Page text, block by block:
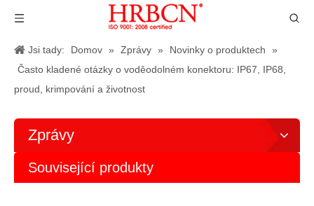
Jsi tady: Domov » Zprávy » Novinky o produktech
»
Často kladené otázky o voděodolném konektoru: IP67, IP68,
proud, krimpování a životnost
Zprávy
Související produkty